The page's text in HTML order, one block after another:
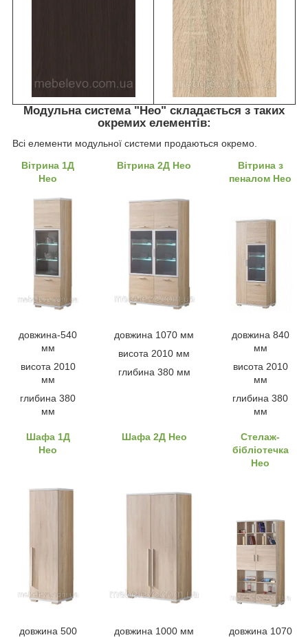
Модульна система "Нео" складається з таких
окремих елементів:
Всі елементи модульної системи продаються окремо.
Вітрина 1Д
Нео
Вітрина 2Д Нео
Вітрина з
пеналом Нео
довжина-540
мм
висота 2010
мм
глибина 380
мм
довжина 1070 мм
висота 2010 мм
глибина 380 мм
довжина 840
мм
висота 2010
мм
глибина 380
мм
Шафа 1Д
Нео
Шафа 2Д Нео
Стелаж-
бібліотечка
Нео
довжина 500
довжина 1000 мм
довжина 1070